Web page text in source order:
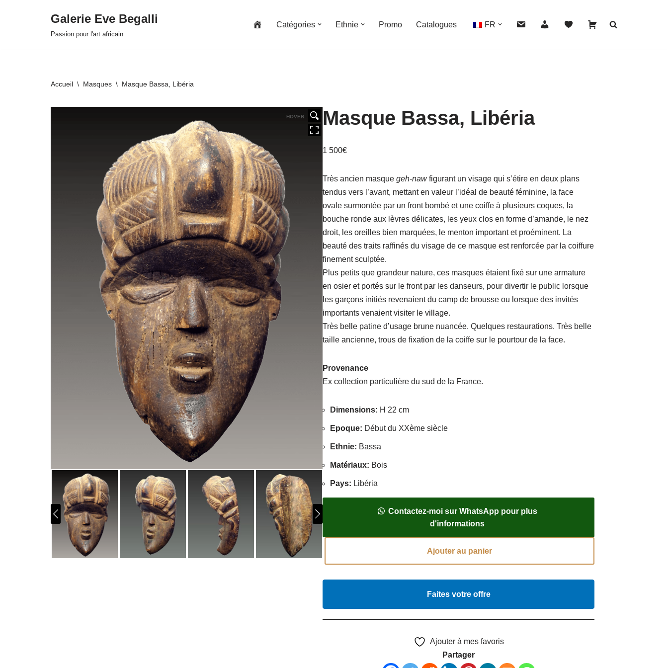
Galerie Eve Begalli
Passion pour l'art africain
Catégories Ethnie Promo Catalogues FR
Accueil \ Masques \ Masque Bassa, Libéria
HOVER Masque Bassa, Libéria
1 500€
Très ancien masquegeh-nawfigurant un visage qui s’étire en deux plans
tendus vers l’avant, mettant en valeur l’idéal de beauté féminine, la face
ovale surmontée par un front bombé et une coiffe à plusieurs coques, la
bouche ronde aux lèvres délicates, les yeux clos en forme d’amande, le nez
droit, les oreilles bien marquées, le menton important et proéminent. La
beauté des traits raffinés du visage de ce masque est renforcée par la coiffure
finement sculptée.
Plus petits que grandeur nature, ces masques étaient fixé sur une armature
en osier et portés sur le front par les danseurs, pour divertir le public lorsque
les garçons initiés revenaient du camp de brousse ou lorsque des invités
importants venaient visiter le village.
Très belle patine d’usage brune nuancée. Quelques restaurations. Très belle
taille ancienne, trous de fixation de la coiffe sur le pourtour de la face.
Provenance
Ex collection particulière du sud de la France.
Dimensions: H 22 cm
Epoque: Début du XXème siècle
Ethnie: Bassa
Matériaux: Bois
Pays: Libéria
Contactez-moi sur WhatsApp pour plus
d'informations
Ajouter au panier
Faites votre offre
Ajouter à mes favoris
Partager